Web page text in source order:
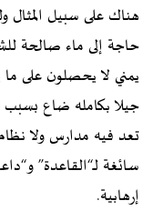
هناك على سبيل
حاجة إلى ماء صالحة
يمني لا يحصلون على
جيلا بكامله ضاع بسبب
تعد فيه مدارس ولا
سائغة لـ“القاعدة”
إرهابية.